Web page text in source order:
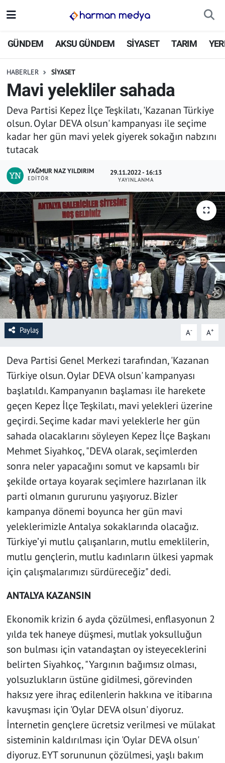
GÜNDEM AKSU GÜNDEM SİYASET TARIM
HABERLER SİYASET
Mavi yelekliler sahada
Deva Partisi Kepez İlçe Teşkilatı, 'Kazanan Türkiye
olsun. Oylar DEVA olsun' kampanyası ile seçime
kadar her gün mavi yelek giyerek sokağın nabzını
tutacak
YAĞMUR NAZ YILDIRIM
EDITÖR
29.11.2022 - 16:13
YAYINLANMA
Paylaş A- A+
Deva Partisi Genel Merkezi tarafından, 'Kazanan
Türkiye olsun. Oylar DEVA olsun' kampanyası
başlatıldı. Kampanyanın başlaması ile harekete
geçen Kepez İlçe Teşkilatı, mavi yelekleri üzerine
geçirdi. Seçime kadar mavi yeleklerle her gün
sahada olacaklarını söyleyen Kepez İlçe Başkanı
Mehmet Siyahkoç, "DEVA olarak, seçimlerden
sonra neler yapacağını somut ve kapsamlı bir
şekilde ortaya koyarak seçimlere hazırlanan ilk
parti olmanın gururunu yaşıyoruz. Bizler
kampanya dönemi boyunca her gün mavi
yeleklerimizle Antalya sokaklarında olacağız.
Türkiye’yi mutlu çalışanların, mutlu emeklilerin,
mutlu gençlerin, mutlu kadınların ülkesi yapmak
için çalışmalarımızı sürdüreceğiz" dedi.
ANTALYA KAZANSIN
Ekonomik krizin 6 ayda çözülmesi, enflasyonun 2
yılda tek haneye düşmesi, mutlak yoksulluğun
son bulması için vatandaştan oy isteyeceklerini
belirten Siyahkoç, "Yargının bağımsız olması,
yolsuzlukların üstüne gidilmesi, görevinden
haksız yere ihraç edilenlerin hakkına ve itibarına
kavuşması için 'Oylar DEVA olsun' diyoruz.
İnternetin gençlere ücretsiz verilmesi ve mülakat
sisteminin kaldırılması için 'Oylar DEVA olsun'
diyoruz. EYT sorununun çözülmesi, yaşlı bakım
GÜNDEM
SİYASET
TARIM
YEREL YÖNETİMLER
EKONOMİ
ASAYİŞ
SPOR
SAĞLIK
YAŞAM
KÜLTÜR SANAT
EĞİTİM
İstanbul Nöbetçi Eczaneler
İstanbul Trafik Yoğunluk Haritası
Süper Lig Puan Durumu ve Fikstür
Tüm Manşetler
Son Dakika Haberleri
Haber Arşivi